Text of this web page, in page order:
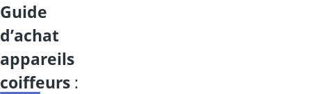
guide
d’achat
appareils
coiffeurs :